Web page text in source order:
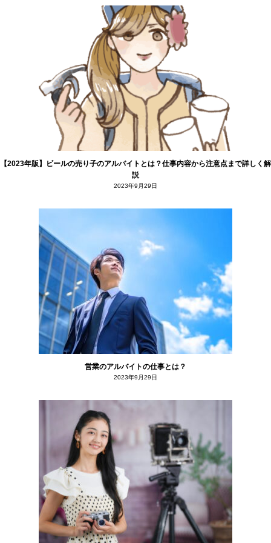
【2023年版】ビールの売り子のアルバイトとは？仕事内容から注意点まで詳しく解
説
2023年9月29日
営業のアルバイトの仕事とは？
2023年9月29日